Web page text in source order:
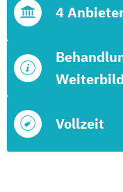
Vollzeit
4